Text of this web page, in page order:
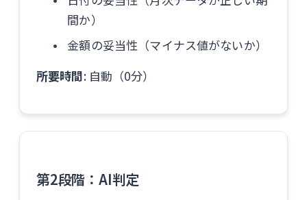
間か）
金額の妥当性（マイナス値がないか）
所要時間: 自動（0分）
第2段階：AI判定